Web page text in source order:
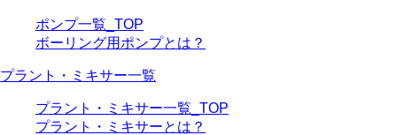
ポンプ一覧_TOP
ボーリング用ポンプとは？
プラント・ミキサー一覧
プラント・ミキサー一覧_TOP
プラント・ミキサーとは？